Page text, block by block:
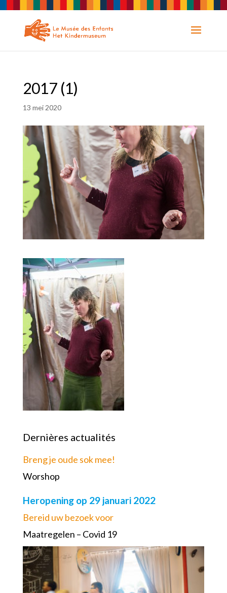
2017 (1)
13 mei 2020
Dernières actualités
Breng je oude sok mee!
Worshop
Heropening op 29 januari 2022
Bereid uw bezoek voor
Maatregelen – Covid 19